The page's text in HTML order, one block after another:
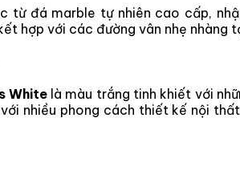
từ đá marble tự nhiên cao cấp,
hợp với các đường vân nhẹ nhàng
Whitelà màu trắng tinh khiết với
nhiều phong cách thiết kế nội